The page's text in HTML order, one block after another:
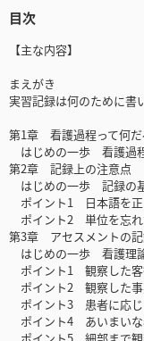
目次
【主な内容】
まえがき
実習記録は何のために書
第1章 看護過程って何だ
はじめの一歩 看護過
第2章 記録上の注意点
はじめの一歩 記録の
ポイント1 日本語を正
ポイント2 単位を忘れ
第3章 アセスメントの
はじめの一歩 看護理
ポイント1 観察した客
ポイント2 観察した事
ポイント3 患者に応じ
ポイント4 あいまいな